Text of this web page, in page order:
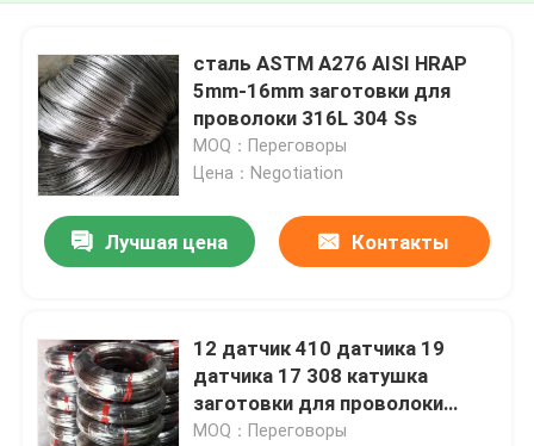
сталь ASTM A276 AISI HRAP
5mm-16mm заготовки для
проволоки 316L 304 Ss
MOQ：Переговоры
Цена：Negotiation
Лучшая цена Контакты
12 датчик 410 датчика 19
датчика 17 308 катушка
заготовки для проволоки
нержавеющей стали 304l 302
MOQ：Переговоры